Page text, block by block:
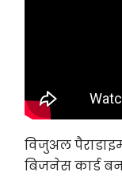
विजुअल
बिजनेस कार्ड